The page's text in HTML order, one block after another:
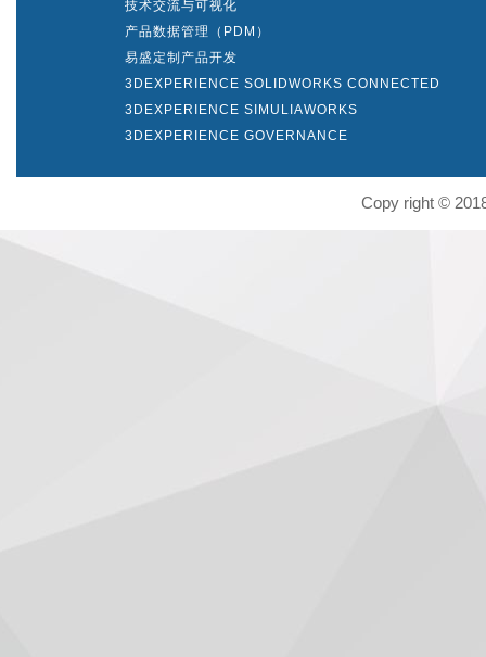
技术交流与可视化
产品数据管理（PDM）
易盛定制产品开发
3DEXPERIENCE SOLIDWORKS CONNECTED
3DEXPERIENCE SIMULIAWORKS
3DEXPERIENCE GOVERNANCE
Copy right ©